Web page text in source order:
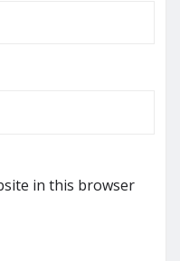
in this browser